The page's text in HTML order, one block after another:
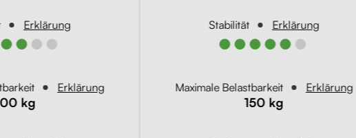
Erklärung
Erklärung
kg
Stabilität Erklärung
●●●●●●
Maximale Belastbarkeit Erklärung
150 kg